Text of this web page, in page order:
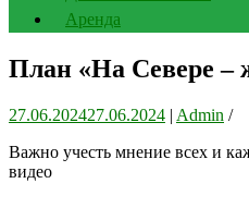
Аренда
План «На Севере –
27.06.202427.06.2024 | Admin /
Важно учесть мнение всех и
видео